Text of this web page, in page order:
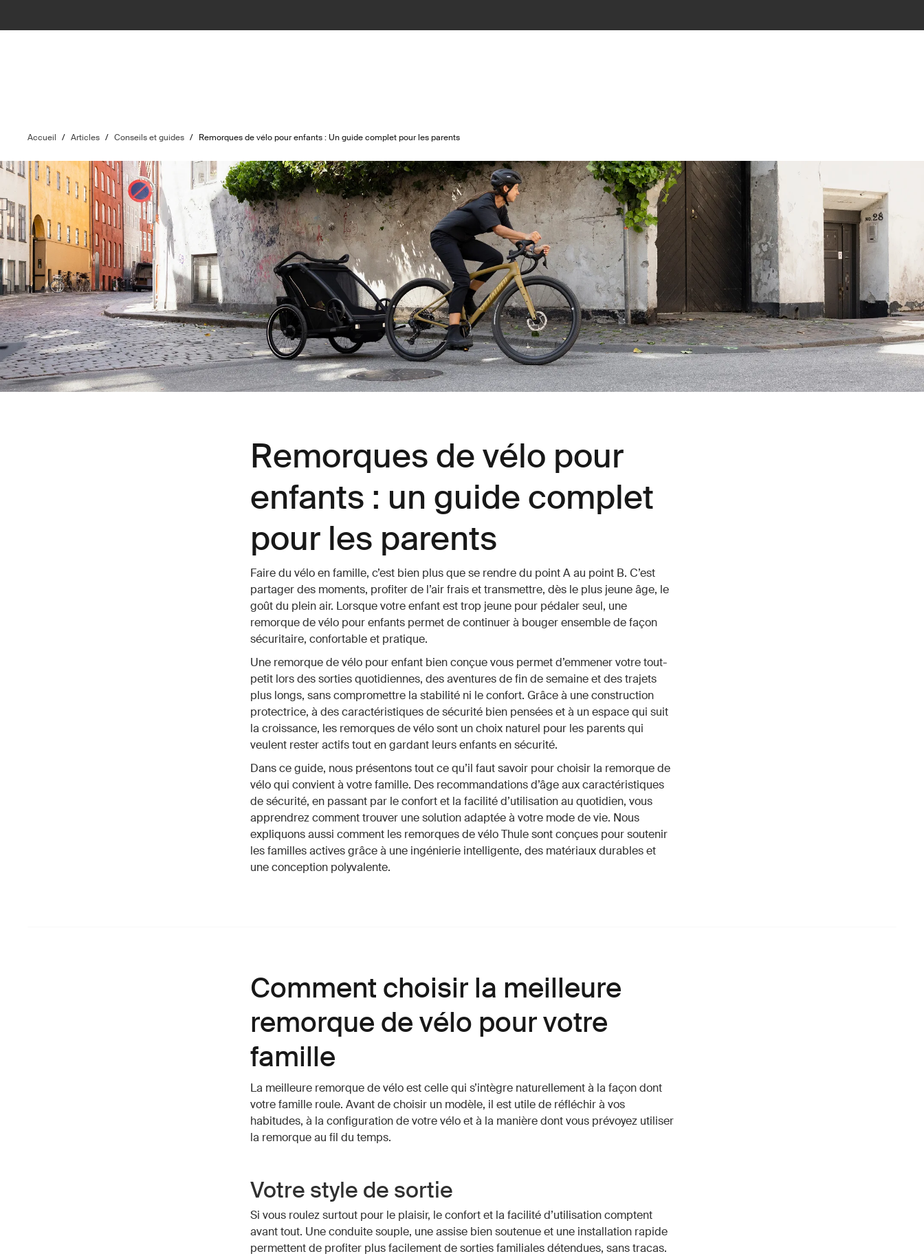
Accueil / Articles / Conseils et guides / Remorques de vélo pour enfants : Un guide complet pour les parents
Remorques de vélo pour
enfants : un guide complet
pour les parents
Faire du vélo en famille, c’est bien plus que se rendre du point A au point B. C’est
partager des moments, profiter de l’air frais et transmettre, dès le plus jeune âge, le
goût du plein air. Lorsque votre enfant est trop jeune pour pédaler seul, une
remorque de vélo pour enfants permet de continuer à bouger ensemble de façon
sécuritaire, confortable et pratique.
Une remorque de vélo pour enfant bien conçue vous permet d’emmener votre tout-
petit lors des sorties quotidiennes, des aventures de fin de semaine et des trajets
plus longs, sans compromettre la stabilité ni le confort. Grâce à une construction
protectrice, à des caractéristiques de sécurité bien pensées et à un espace qui suit
la croissance, les remorques de vélo sont un choix naturel pour les parents qui
veulent rester actifs tout en gardant leurs enfants en sécurité.
Dans ce guide, nous présentons tout ce qu’il faut savoir pour choisir la remorque de
vélo qui convient à votre famille. Des recommandations d’âge aux caractéristiques
de sécurité, en passant par le confort et la facilité d’utilisation au quotidien, vous
apprendrez comment trouver une solution adaptée à votre mode de vie. Nous
expliquons aussi comment les remorques de vélo Thule sont conçues pour soutenir
les familles actives grâce à une ingénierie intelligente, des matériaux durables et
une conception polyvalente.
Comment choisir la meilleure
remorque de vélo pour votre
famille
La meilleure remorque de vélo est celle qui s’intègre naturellement à la façon dont
votre famille roule. Avant de choisir un modèle, il est utile de réfléchir à vos
habitudes, à la configuration de votre vélo et à la manière dont vous prévoyez utiliser
la remorque au fil du temps.
Votre style de sortie
Si vous roulez surtout pour le plaisir, le confort et la facilité d’utilisation comptent
avant tout. Une conduite souple, une assise bien soutenue et une installation rapide
permettent de profiter plus facilement de sorties familiales détendues, sans tracas.